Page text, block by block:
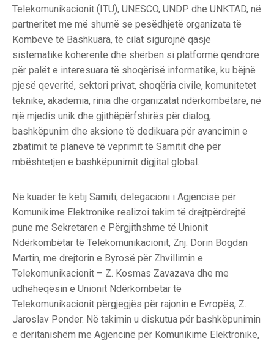
LIGJET
Telekomunikacionit (ITU), UNESCO, UNDP dhe UNКTAD, në
partneritet me më shumë se pesëdhjetë organizata të
Kombeve të Bashkuara, të cilat sigurojnë qasje
sistematike koherente dhe shërben si platformë qendrore
për palët e interesuara të shoqërisë informatike, ku bëjnë
pjesë qeveritë, sektori privat, shoqëria civile, komunitetet
teknike, akademia, rinia dhe organizatat ndërkombëtare, në
një mjedis unik dhe gjithëpërfshirës për dialog,
bashkëpunim dhe aksione të dedikuara për avancimin e
zbatimit të planeve të veprimit të Samitit dhe për
mbështetjen e bashkëpunimit digjital global.
Në kuadër të këtij Samiti, delegacioni i Agjencisë për
Komunikime Elektronike realizoi takim të drejtpërdrejtë
pune me Sekretaren e Përgjithshme të Unionit
Ndërkombëtar të Telekomunikacionit, Znj. Dorin Bogdan
Martin, me drejtorin e Byrosë për Zhvillimin e
Telekomunikacionit – Z. Kosmas Zavazava dhe me
udhëheqësin e Unionit Ndërkombëtar të
Telekomunikacionit përgjegjës për rajonin e Evropës, Z.
Jaroslav Ponder. Në takimin u diskutua për bashkëpunimin
e deritanishëm me Agjencinë për Komunikime Elektronike,